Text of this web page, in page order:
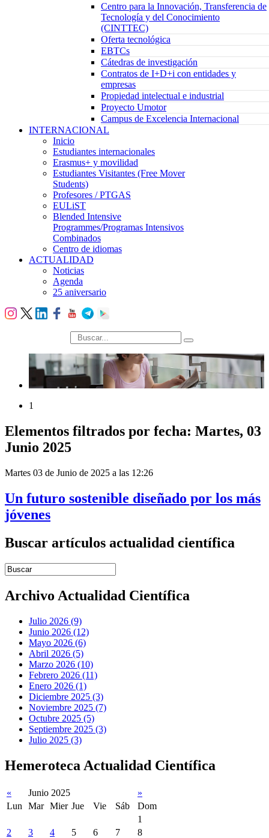
Centro para la Innovación, Transferencia de
Tecnología y del Conocimiento
(CINTTEC)
Oferta tecnológica
EBTCs
Cátedras de investigación
Contratos de I+D+i con entidades y
empresas
Propiedad intelectual e industrial
Proyecto Umotor
Campus de Excelencia Internacional
INTERNACIONAL
Inicio
Estudiantes internacionales
Erasmus+ y movilidad
Estudiantes Visitantes (Free Mover
Students)
Profesores / PTGAS
EULiST
Blended Intensive
Programmes/Programas Intensivos
Combinados
Centro de idiomas
ACTUALIDAD
Noticias
Agenda
25 aniversario
búsqueda
1
Elementos filtrados por fecha: Martes, 03
Junio 2025
Martes 03 de Junio de 2025 a las 12:26
Un futuro sostenible diseñado por los más
jóvenes
Buscar artículos actualidad científica
Introduce términos de búsqueda
Archivo Actualidad Científica
Julio 2026 (9)
Junio 2026 (12)
Mayo 2026 (6)
Abril 2026 (5)
Marzo 2026 (10)
Febrero 2026 (11)
Enero 2026 (1)
Diciembre 2025 (3)
Noviembre 2025 (7)
Octubre 2025 (5)
Septiembre 2025 (3)
Julio 2025 (3)
Hemeroteca Actualidad Científica
« Junio 2025
»
Lun
Mar Mier Jue Vie Sáb
Dom
1
2
3 4 5 6 7
8